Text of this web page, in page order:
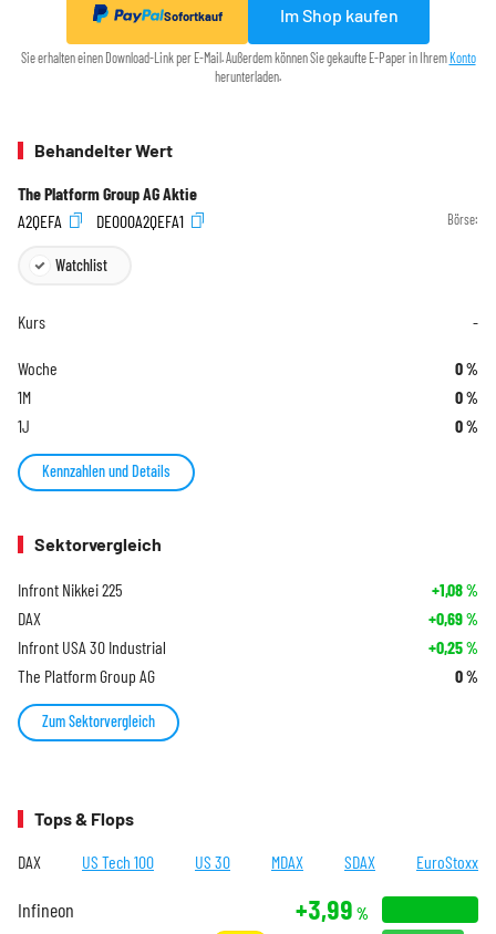
Sofortkauf Im Shop kaufen
Sie erhalten einen Download-Link per E-Mail. Außerdem können Sie gekaufte E-Paper in IhremKonto
herunterladen.
Behandelter Wert
The Platform Group AG Aktie
A2QEFA
DE000A2QEFA1 Börse:
Watchlist
Kurs -
Woche 0%
1M 0%
1J 0%
Kennzahlen und Details
Sektorvergleich
Infront Nikkei 225 +1,08%
DAX +0,69%
Infront USA 30 Industrial +0,25%
The Platform Group AG 0%
Zum Sektorvergleich
Tops & Flops
DAX US Tech 100 US 30 MDAX SDAX EuroStoxx
Infineon +3,99 %